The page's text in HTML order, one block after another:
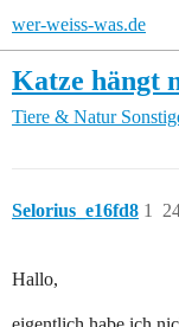
wer-weiss-was.de
Katze hängt
Tiere & Natur
Selorius_e16fd8 1
Hallo,